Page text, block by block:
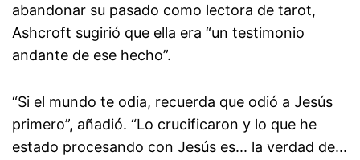
abandonar su pasado como lectora de tarot,
Ashcroft sugirió que ella era “un testimonio
andante de ese hecho”.
“Si el mundo te odia, recuerda que odió a Jesús
primero”, añadió. “Lo crucificaron y lo que he
estado procesando con Jesús es... la verdad de...